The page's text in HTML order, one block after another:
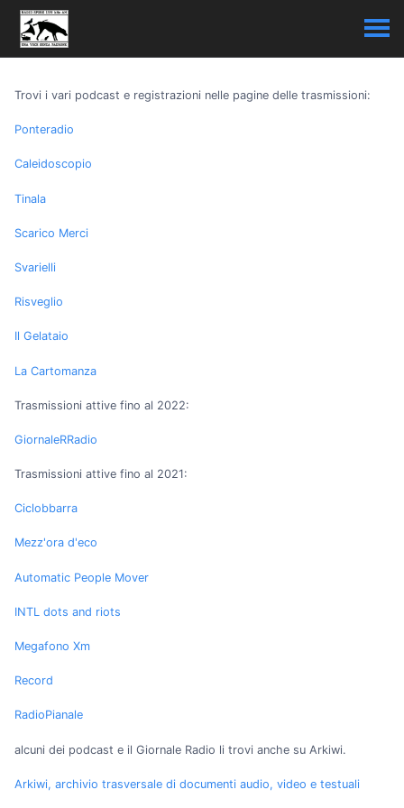
Trovi i vari podcast e registrazioni nelle pagine delle trasmissioni:
Ponteradio
Caleidoscopio
Tinala
Scarico Merci
Svarielli
Risveglio
Il Gelataio
La Cartomanza
Trasmissioni attive fino al 2022:
GiornaleRRadio
Trasmissioni attive fino al 2021:
Ciclobbarra
Mezz'ora d'eco
Automatic People Mover
INTL dots and riots
Megafono Xm
Record
RadioPianale
alcuni dei podcast e il Giornale Radio li trovi anche su Arkiwi.
Arkiwi, archivio trasversale di documenti audio, video e testuali